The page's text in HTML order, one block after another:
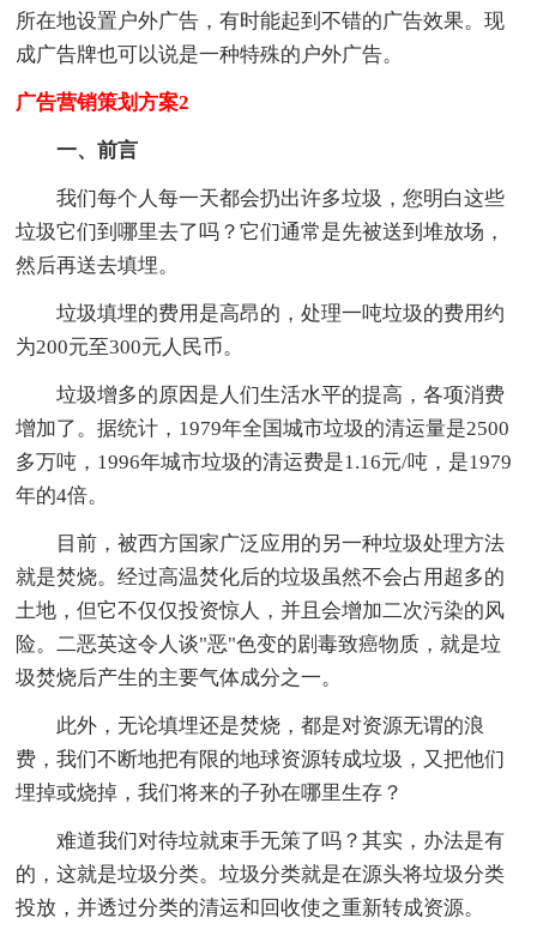
所在地设置户外广告，有时能起到不错的广告效果。现
成广告牌也可以说是一种特殊的户外广告。
广告营销策划方案2
一、前言
我们每个人每一天都会扔出许多垃圾，您明白这些
垃圾它们到哪里去了吗？它们通常是先被送到堆放场，
然后再送去填埋。
垃圾填埋的费用是高昂的，处理一吨垃圾的费用约
为200元至300元人民币。
垃圾增多的原因是人们生活水平的提高，各项消费
增加了。据统计，1979年全国城市垃圾的清运量是2500
多万吨，1996年城市垃圾的清运费是1.16元/吨，是1979
年的4倍。
目前，被西方国家广泛应用的另一种垃圾处理方法
就是焚烧。经过高温焚化后的垃圾虽然不会占用超多的
土地，但它不仅仅投资惊人，并且会增加二次污染的风
险。二恶英这令人谈"恶"色变的剧毒致癌物质，就是垃
圾焚烧后产生的主要气体成分之一。
此外，无论填埋还是焚烧，都是对资源无谓的浪
费，我们不断地把有限的地球资源转成垃圾，又把他们
埋掉或烧掉，我们将来的子孙在哪里生存？
难道我们对待垃就束手无策了吗？其实，办法是有
的，这就是垃圾分类。垃圾分类就是在源头将垃圾分类
投放，并透过分类的清运和回收使之重新转成资源。